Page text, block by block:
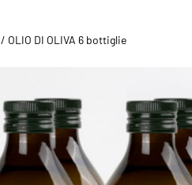
/ OLIO DI OLIVA 6 bottiglie